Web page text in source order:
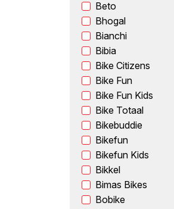
Beto
Bhogal
Bianchi
Bibia
Bike Citizens
Bike Fun
Bike Fun Kids
Bike Totaal
Bikebuddie
Bikefun
Bikefun Kids
Bikkel
Bimas Bikes
Bobike